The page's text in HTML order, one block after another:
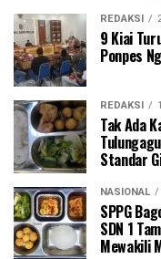
REDAKSI
9 Kiai
Ponpes
REDAKSI
Tak Ada
Standar
NASIONAL
SPPG
SDN 1
Mewakili